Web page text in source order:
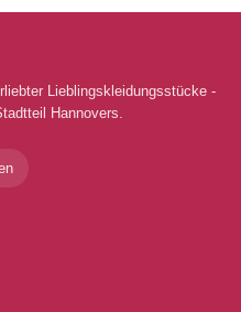
Lieblingskleidungsstücke -
Hannovers.